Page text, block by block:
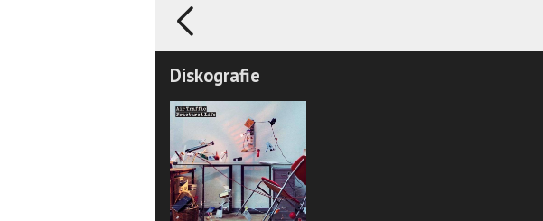
Diskografie